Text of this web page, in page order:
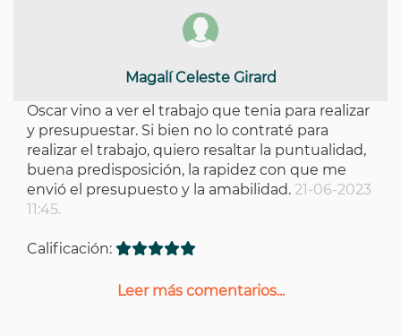
Magalí Celeste Girard
Oscar vino a ver el trabajo que tenia para realizar
y presupuestar. Si bien no lo contraté para
realizar el trabajo, quiero resaltar la puntualidad,
buena predisposición, la rapidez con que me
envió el presupuesto y la amabilidad. 21-06-2023
11:45.
Calificación:
Leer más comentarios...